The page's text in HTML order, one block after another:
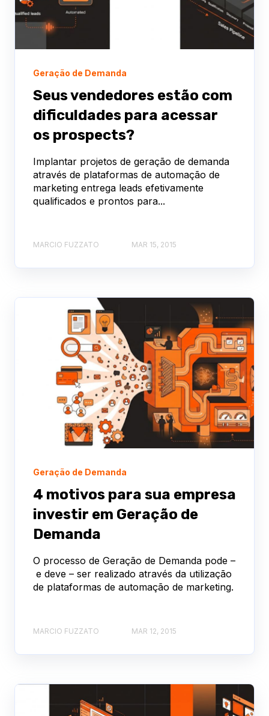
Geração de Demanda
Seus vendedores estão com
dificuldades para acessar
os prospects?
Implantar projetos de geração de demanda
através de plataformas de automação de
marketing entrega leads efetivamente
qualificados e prontos para...
MARCIO FUZZATO MAR 15, 2015
Geração de Demanda
4 motivos para sua empresa
investir em Geração de
Demanda
O processo de Geração de Demanda pode –
e deve – ser realizado através da utilização
de plataformas de automação de marketing.
MARCIO FUZZATO MAR 12, 2015